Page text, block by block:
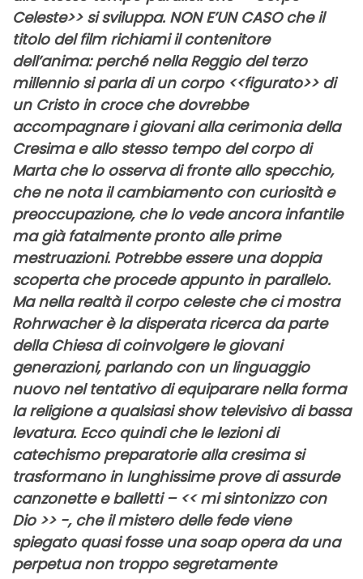
Celeste>>si sviluppa. NON E’UN CASO che il
titolo del film richiami il contenitore
dell’anima: perché nella Reggio del terzo
millennio si parla di un corpo <<figurato>> di
un Cristo in croce che dovrebbe
accompagnare i giovani alla cerimonia della
Cresima e allo stesso tempo del corpo di
Marta che lo osserva di fronte allo specchio,
che ne nota il cambiamento con curiosità e
preoccupazione, che lo vede ancora infantile
ma già fatalmente pronto alle prime
mestruazioni. Potrebbe essere una doppia
scoperta che procede appunto in parallelo.
Ma nella realtà il corpo celeste che ci mostra
Rohrwacher è la disperata ricerca da parte
della Chiesa di coinvolgere le giovani
generazioni, parlando con un linguaggio
nuovo nel tentativo di equiparare nella forma
la religione a qualsiasi show televisivo di bassa
levatura. Ecco quindi che le lezioni di
catechismo preparatorie alla cresima si
trasformano in lunghissime prove di assurde
canzonette e balletti – << mi sintonizzo con
Dio >> -, che il mistero delle fede viene
spiegato quasi fosse una soap opera da una
perpetua non troppo segretamente